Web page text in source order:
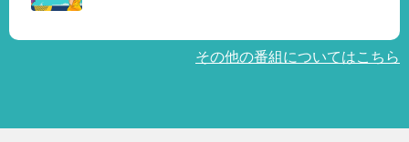
その他の番組についてはこちら